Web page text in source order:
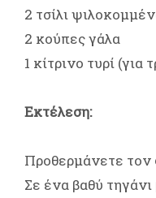
2 τσίλι
2 κούπες γάλα
1 κίτρινο τυρί (για
Εκτέλεση:
Προθερμάνετε τον
Σε ένα βαθύ τηγάνι